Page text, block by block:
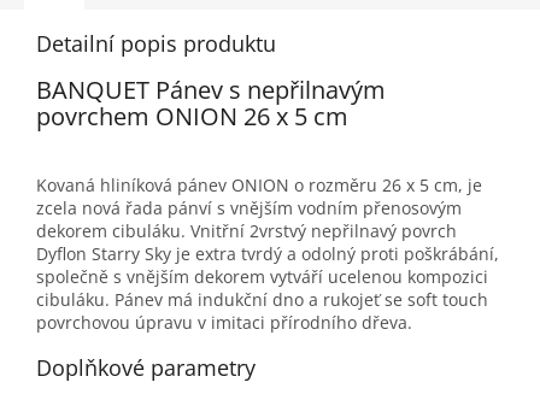
Detailní popis produktu
BANQUET Pánev s nepřilnavým
povrchem ONION 26 x 5 cm
Kovaná hliníková pánev ONION o rozměru 26 x 5 cm, je
zcela nová řada pánví s vnějším vodním přenosovým
dekorem cibuláku. Vnitřní 2vrstvý nepřilnavý povrch
Dyflon Starry Sky je extra tvrdý a odolný proti poškrábání,
společně s vnějším dekorem vytváří ucelenou kompozici
cibuláku. Pánev má indukční dno a rukojeť se soft touch
povrchovou úpravu v imitaci přírodního dřeva.
Doplňkové parametry